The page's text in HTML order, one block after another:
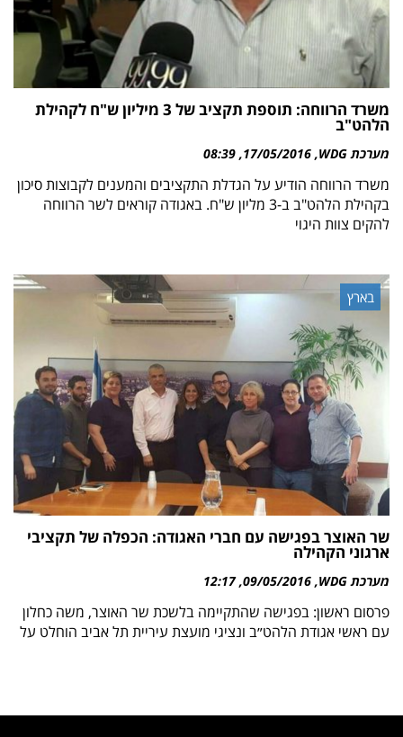
משרד הרווחה: תוספת תקציב של 3 מיליון ש"ח לקהילת
הלהט"ב
מערכת WDG 17/05/2016
08:39
משרד הרווחה הודיע על הגדלת התקציבים והמענים לקבוצות סיכון
בקהילת הלהט"ב ב-3 מליון ש"ח. באגודה קוראים לשר הרווחה
להקים צוות היגוי
בארץ
שר האוצר בפגישה עם חברי האגודה: הכפלה של תקציבי
ארגוני הקהילה
מערכת WDG 09/05/2016
12:17
פרסום ראשון: בפגישה שהתקיימה בלשכת שר האוצר, משה כחלון
עם ראשי אגודת הלהט״ב ונציגי מועצת עיריית תל אביב הוחלט על